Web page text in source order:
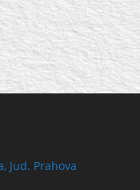
Jud. Prahova